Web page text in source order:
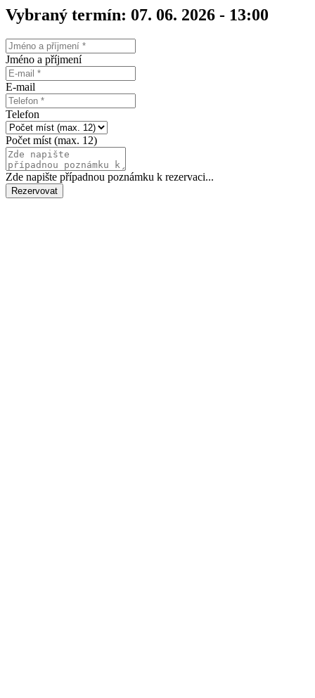
Vybraný termín: 07. 06. 2026 - 13:00
Jméno a příjmení
E-mail
Telefon
Počet míst (max. 12)
Zde napište případnou poznámku k rezervaci...
Rezervovat